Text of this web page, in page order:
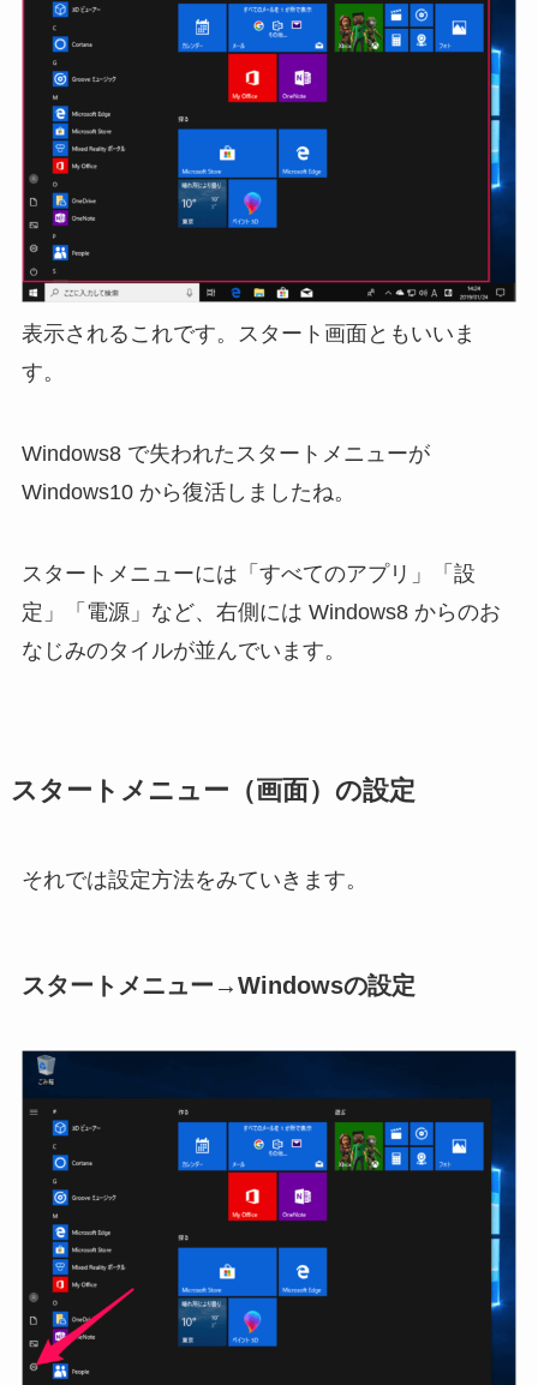
表示されるこれです。スタート画面ともいいま
す。
Windows8 で失われたスタートメニューが
Windows10 から復活しましたね。
スタートメニューには「すべてのアプリ」「設
定」「電源」など、右側には Windows8 からのお
なじみのタイルが並んでいます。
スタートメニュー（画面）の設定
それでは設定方法をみていきます。
スタートメニュー→Windowsの設定